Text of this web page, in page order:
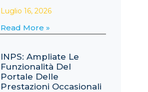
Luglio 16, 2026
Read More »
INPS: Ampliate Le
Funzionalità Del
Portale Delle
Prestazioni Occasionali